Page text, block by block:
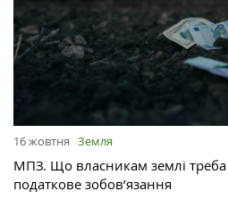
16 жовтня Земля
МПЗ. Що власникам землі треба
податкове зобов’язання